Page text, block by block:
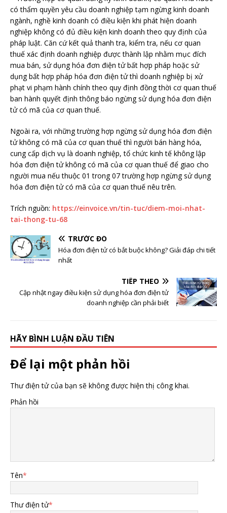
có thẩm quyền yêu cầu doanh nghiệp tạm ngừng kinh doanh
ngành, nghề kinh doanh có điều kiện khi phát hiện doanh
nghiệp không có đủ điều kiện kinh doanh theo quy định của
pháp luật. Căn cứ kết quả thanh tra, kiểm tra, nếu cơ quan
thuế xác định doanh nghiệp được thành lập nhằm mục đích
mua bán, sử dụng hóa đơn điện tử bất hợp pháp hoặc sử
dụng bất hợp pháp hóa đơn điện tử thì doanh nghiệp bị xử
phạt vi phạm hành chính theo quy định đồng thời cơ quan thuế
ban hành quyết định thông báo ngừng sử dụng hóa đơn điện
tử có mã của cơ quan thuế.
Ngoài ra, với những trường hợp ngừng sử dụng hóa đơn điện
tử không có mã của cơ quan thuế thì người bán hàng hóa,
cung cấp dịch vụ là doanh nghiệp, tổ chức kinh tế không lập
hóa đơn điện tử không có mã của cơ quan thuế để giao cho
người mua nếu thuộc 01 trong 07 trường hợp ngừng sử dụng
hóa đơn điện tử có mã của cơ quan thuế nêu trên.
Trích nguồn: https://einvoice.vn/tin-tuc/diem-moi-nhat-
tai-thong-tu-68
TRƯỚC ĐÓ
Hóa đơn điện tử có bắt buộc không? Giải đáp chi tiết
nhất
TIẾP THEO
Cập nhật ngay điều kiện sử dụng hóa đơn điện tử
doanh nghiệp cần phải biết
HÃY BÌNH LUẬN ĐẦU TIÊN
Để lại một phản hồi
Thư điện tử của bạn sẽ không được hiện thị công khai.
Phản hồi
Tên*
Thư điện tử*